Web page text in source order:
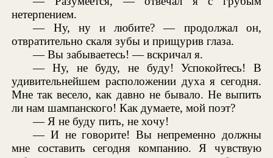
нетерпением.
— Ну, ну и любите? — продолжал он,
отвратительно скаля зубы и прищурив глаза.
— Вы забываетесь! — вскричал я.
— Ну, не буду, не буду! Успокойтесь! В
удивительнейшем расположении духа я сегодня.
Мне так весело, как давно не бывало. Не выпить
ли нам шампанского! Как думаете, мой поэт?
— Я не буду пить, не хочу!
— И не говорите! Вы непременно должны
мне составить сегодня компанию. Я чувствую